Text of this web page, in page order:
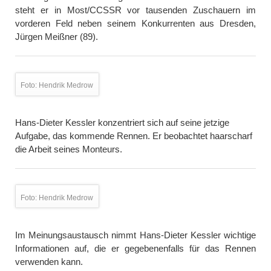
steht er in Most/CCSSR vor tausenden Zuschauern im
vorderen Feld neben seinem Konkurrenten aus Dresden,
Jürgen Meißner (89).
Foto: Hendrik Medrow
Hans-Dieter Kessler konzentriert sich auf seine jetzige
Aufgabe, das kommende Rennen. Er beobachtet haarscharf
die Arbeit seines Monteurs.
Foto: Hendrik Medrow
Im Meinungsaustausch nimmt Hans-Dieter Kessler wichtige
Informationen auf, die er gegebenenfalls für das Rennen
verwenden kann.